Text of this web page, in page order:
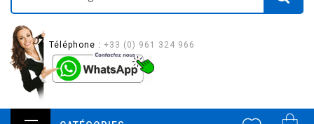
Téléphone : +33 (0) 961 324 966